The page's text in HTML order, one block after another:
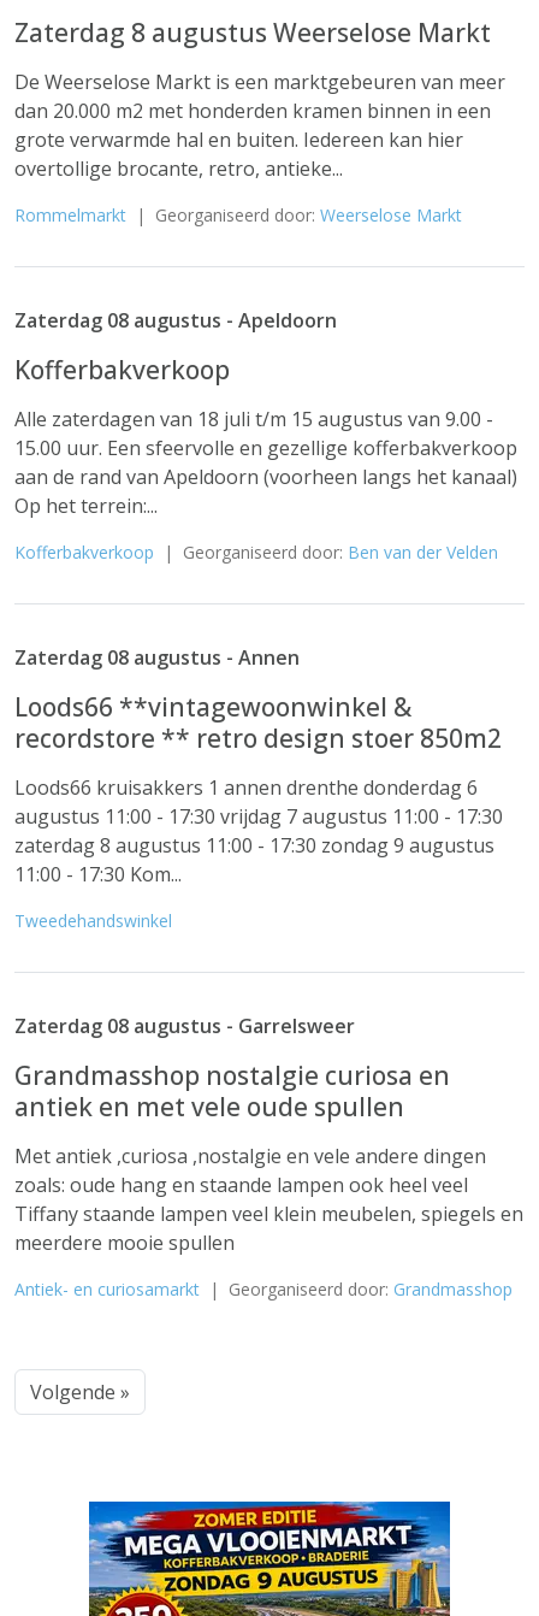
Zaterdag 8 augustus Weerselose Markt
De Weerselose Markt is een marktgebeuren van meer
dan 20.000 m2 met honderden kramen binnen in een
grote verwarmde hal en buiten. Iedereen kan hier
overtollige brocante, retro, antieke...
Rommelmarkt | Georganiseerd door: Weerselose Markt
Zaterdag 08 augustus - Apeldoorn
Kofferbakverkoop
Alle zaterdagen van 18 juli t/m 15 augustus van 9.00 -
15.00 uur. Een sfeervolle en gezellige kofferbakverkoop
aan de rand van Apeldoorn (voorheen langs het kanaal)
Op het terrein:...
Kofferbakverkoop | Georganiseerd door: Ben van der Velden
Zaterdag 08 augustus - Annen
Loods66 **vintagewoonwinkel &
recordstore ** retro design stoer 850m2
Loods66 kruisakkers 1 annen drenthe donderdag 6
augustus 11:00 - 17:30 vrijdag 7 augustus 11:00 - 17:30
zaterdag 8 augustus 11:00 - 17:30 zondag 9 augustus
11:00 - 17:30 Kom...
Tweedehandswinkel
Zaterdag 08 augustus - Garrelsweer
Grandmasshop nostalgie curiosa en
antiek en met vele oude spullen
Met antiek ,curiosa ,nostalgie en vele andere dingen
zoals: oude hang en staande lampen ook heel veel
Tiffany staande lampen veel klein meubelen, spiegels en
meerdere mooie spullen
Antiek- en curiosamarkt | Georganiseerd door: Grandmasshop
Volgende »